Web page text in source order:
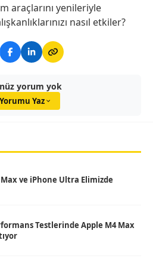
araçlarını yenileriyle
nasıl etkiler?
yorum yok
Yaz
ve iPhone Ultra Elimizde
Testlerinde Apple M4 Max